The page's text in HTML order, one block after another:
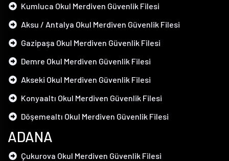
Kumluca Okul Merdiven Güvenlik Filesi
Aksu / Antalya Okul Merdiven Güvenlik Filesi
Gazipaşa Okul Merdiven Güvenlik Filesi
Demre Okul Merdiven Güvenlik Filesi
Akseki Okul Merdiven Güvenlik Filesi
Konyaaltı Okul Merdiven Güvenlik Filesi
Döşemealtı Okul Merdiven Güvenlik Filesi
ADANA
Çukurova Okul Merdiven Güvenlik Filesi